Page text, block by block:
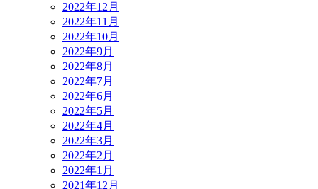
2022年12月
2022年11月
2022年10月
2022年9月
2022年8月
2022年7月
2022年6月
2022年5月
2022年4月
2022年3月
2022年2月
2022年1月
2021年12月